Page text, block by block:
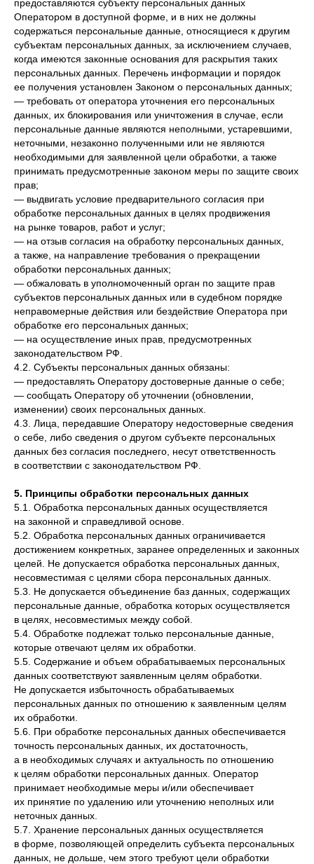
предоставляются субъекту персональных данных
Оператором в доступной форме, и в них не должны
содержаться персональные данные, относящиеся к другим
субъектам персональных данных, за исключением случаев,
когда имеются законные основания для раскрытия таких
персональных данных. Перечень информации и порядок
ее получения установлен Законом о персональных данных;
— требовать от оператора уточнения его персональных
данных, их блокирования или уничтожения в случае, если
персональные данные являются неполными, устаревшими,
неточными, незаконно полученными или не являются
необходимыми для заявленной цели обработки, а также
принимать предусмотренные законом меры по защите своих
прав;
— выдвигать условие предварительного согласия при
обработке персональных данных в целях продвижения
на рынке товаров, работ и услуг;
— на отзыв согласия на обработку персональных данных,
а также, на направление требования о прекращении
обработки персональных данных;
— обжаловать в уполномоченный орган по защите прав
субъектов персональных данных или в судебном порядке
неправомерные действия или бездействие Оператора при
обработке его персональных данных;
— на осуществление иных прав, предусмотренных
законодательством РФ.
4.2. Субъекты персональных данных обязаны:
— предоставлять Оператору достоверные данные о себе;
— сообщать Оператору об уточнении (обновлении,
изменении) своих персональных данных.
4.3. Лица, передавшие Оператору недостоверные сведения
о себе, либо сведения о другом субъекте персональных
данных без согласия последнего, несут ответственность
в соответствии с законодательством РФ.
5. Принципы обработки персональных данных
5.1. Обработка персональных данных осуществляется
на законной и справедливой основе.
5.2. Обработка персональных данных ограничивается
достижением конкретных, заранее определенных и законных
целей. Не допускается обработка персональных данных,
несовместимая с целями сбора персональных данных.
5.3. Не допускается объединение баз данных, содержащих
персональные данные, обработка которых осуществляется
в целях, несовместимых между собой.
5.4. Обработке подлежат только персональные данные,
которые отвечают целям их обработки.
5.5. Содержание и объем обрабатываемых персональных
данных соответствуют заявленным целям обработки.
Не допускается избыточность обрабатываемых
персональных данных по отношению к заявленным целям
их обработки.
5.6. При обработке персональных данных обеспечивается
точность персональных данных, их достаточность,
а в необходимых случаях и актуальность по отношению
к целям обработки персональных данных. Оператор
принимает необходимые меры и/или обеспечивает
их принятие по удалению или уточнению неполных или
неточных данных.
5.7. Хранение персональных данных осуществляется
в форме, позволяющей определить субъекта персональных
данных, не дольше, чем этого требуют цели обработки